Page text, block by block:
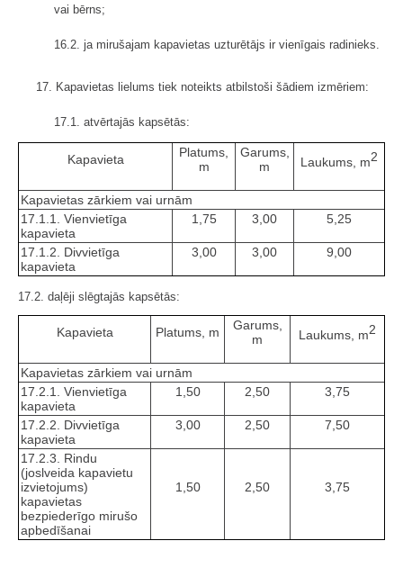
vai bērns;
16.2. ja mirušajam kapavietas uzturētājs ir vienīgais radinieks.
17. Kapavietas lielums tiek noteikts atbilstoši šādiem izmēriem:
17.1. atvērtajās kapsētās:
Kapavieta
Platums,
m
Garums,
m
Laukums, m2
Kapavietas zārkiem vai urnām
17.1.1. Vienvietīga
kapavieta
1,75 3,00 5,25
17.1.2. Divvietīga
kapavieta
3,00 3,00 9,00
17.2. daļēji slēgtajās kapsētās:
Kapavieta Platums, m
Garums,
m
Laukums, m2
Kapavietas zārkiem vai urnām
17.2.1. Vienvietīga
kapavieta
1,50 2,50 3,75
17.2.2. Divvietīga
kapavieta
3,00 2,50 7,50
17.2.3. Rindu
(joslveida kapavietu
izvietojums)
kapavietas
bezpiederīgo mirušo
apbedīšanai
1,50 2,50 3,75